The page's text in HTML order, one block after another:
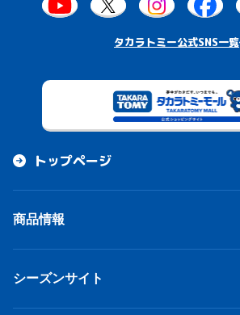
タカラトミー公式SNS一覧
トップページ
商品情報
シーズンサイト